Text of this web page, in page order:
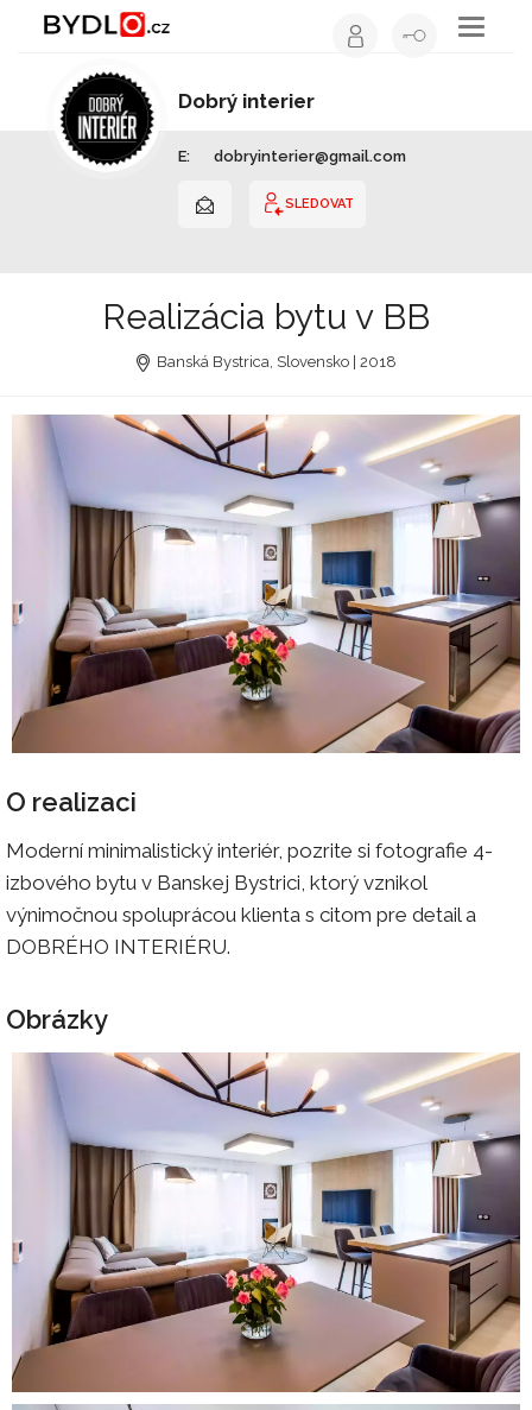
Toggle
Dobrý interier
E: dobryinterier@gmail.com
SLEDOVAT
Realizácia bytu v BB
Banská Bystrica, Slovensko | 2018
O realizaci
Moderní minimalistický interiér, pozrite si fotografie 4-
izbového bytu v Banskej Bystrici, ktorý vznikol
výnimočnou spoluprácou klienta s citom pre detail a
DOBRÉHO INTERIÉRU.
Obrázky